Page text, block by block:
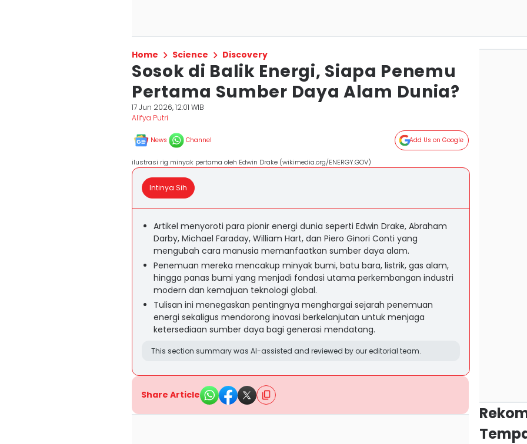
Home Science Discovery
Sosok di Balik Energi, Siapa Penemu
Pertama Sumber Daya Alam Dunia?
17 Jun 2026, 12:01 WIB
Alifya Putri
News Channel Add Us on Google
ilustrasi rig minyak pertama oleh Edwin Drake (wikimedia.org/ENERGY.GOV)
Intinya Sih
Artikel menyoroti para pionir energi dunia seperti Edwin Drake, Abraham
Darby, Michael Faraday, William Hart, dan Piero Ginori Conti yang
mengubah cara manusia memanfaatkan sumber daya alam.
Penemuan mereka mencakup minyak bumi, batu bara, listrik, gas alam,
hingga panas bumi yang menjadi fondasi utama perkembangan industri
modern dan kemajuan teknologi global.
Tulisan ini menegaskan pentingnya menghargai sejarah penemuan
energi sekaligus mendorong inovasi berkelanjutan untuk menjaga
ketersediaan sumber daya bagi generasi mendatang.
This section summary was AI-assisted and reviewed by our editorial team.
Share Article